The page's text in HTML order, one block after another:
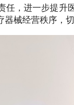
任，进一步提
械经营秩序，